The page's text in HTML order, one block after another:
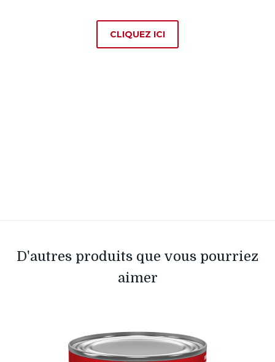
CLIQUEZ ICISUR
4
D'autres produits que vous pourriez
aimer